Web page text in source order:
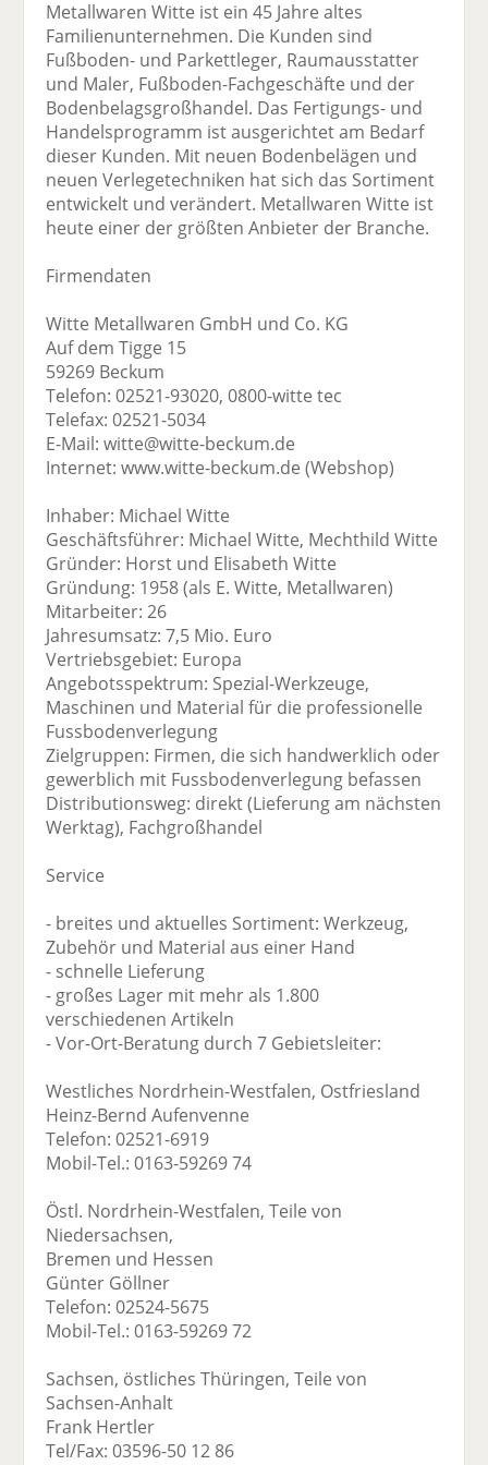
Metallwaren Witte ist ein 45 Jahre altes
Familienunternehmen. Die Kunden sind
Fußboden- und Parkettleger, Raumausstatter
und Maler, Fußboden-Fachgeschäfte und der
Bodenbelagsgroßhandel. Das Fertigungs- und
Handelsprogramm ist ausgerichtet am Bedarf
dieser Kunden. Mit neuen Bodenbelägen und
neuen Verlegetechniken hat sich das Sortiment
entwickelt und verändert. Metallwaren Witte ist
heute einer der größten Anbieter der Branche.
Firmendaten
Witte Metallwaren GmbH und Co. KG
Auf dem Tigge 15
59269 Beckum
Telefon: 02521-93020, 0800-witte tec
Telefax: 02521-5034
E-Mail: witte@witte-beckum.de
Internet: www.witte-beckum.de (Webshop)
Inhaber: Michael Witte
Geschäftsführer: Michael Witte, Mechthild Witte
Gründer: Horst und Elisabeth Witte
Gründung: 1958 (als E. Witte, Metallwaren)
Mitarbeiter: 26
Jahresumsatz: 7,5 Mio. Euro
Vertriebsgebiet: Europa
Angebotsspektrum: Spezial-Werkzeuge,
Maschinen und Material für die professionelle
Fussbodenverlegung
Zielgruppen: Firmen, die sich handwerklich oder
gewerblich mit Fussbodenverlegung befassen
Distributionsweg: direkt (Lieferung am nächsten
Werktag), Fachgroßhandel
Service
- breites und aktuelles Sortiment: Werkzeug,
Zubehör und Material aus einer Hand
- schnelle Lieferung
- großes Lager mit mehr als 1.800
verschiedenen Artikeln
- Vor-Ort-Beratung durch 7 Gebietsleiter:
Westliches Nordrhein-Westfalen, Ostfriesland
Heinz-Bernd Aufenvenne
Telefon: 02521-6919
Mobil-Tel.: 0163-59269 74
Östl. Nordrhein-Westfalen, Teile von
Niedersachsen,
Bremen und Hessen
Günter Göllner
Telefon: 02524-5675
Mobil-Tel.: 0163-59269 72
Sachsen, östliches Thüringen, Teile von
Sachsen-Anhalt
Frank Hertler
Tel/Fax: 03596-50 12 86